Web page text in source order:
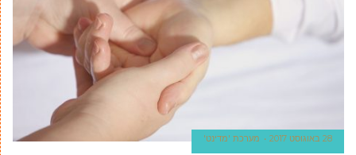
28 באוגוסט 2017 מערכת 'מדינט'